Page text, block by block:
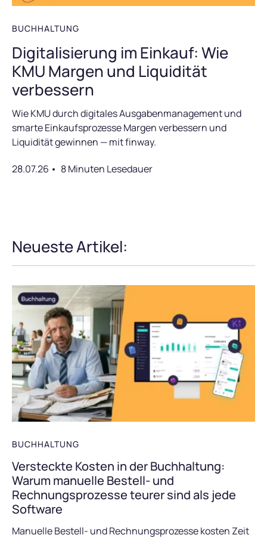
BUCHHALTUNG
Digitalisierung im Einkauf: Wie
KMU Margen und Liquidität
verbessern
Wie KMU durch digitales Ausgabenmanagement und
smarte Einkaufsprozesse Margen verbessern und
Liquidität gewinnen — mit finway.
28.07.26 8 Minuten Lesedauer
Neueste Artikel:
BUCHHALTUNG
Versteckte Kosten in der Buchhaltung:
Warum manuelle Bestell- und
Rechnungsprozesse teurer sind als jede
Software
Manuelle Bestell- und Rechnungsprozesse kosten Zeit